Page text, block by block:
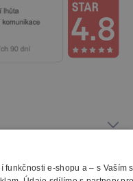
e-shopu a – s Vaším